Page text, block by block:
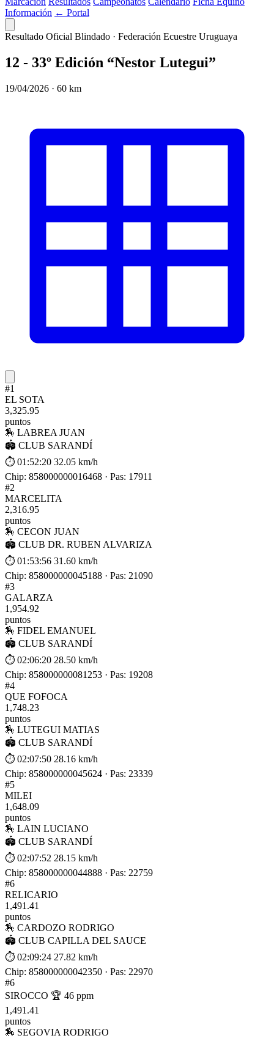
Información ← Portal
Resultado Oficial Blindado · Federación Ecuestre Uruguaya
12 - 33º Edición “Nestor Lutegui”
19/04/2026 · 60 km
#1
EL SOTA
3,325.95
puntos
🏇 LABREA JUAN
🏟 CLUB SARANDÍ
⏱ 01:52:20 32.05 km/h
Chip: 858000000016468 · Pas: 17911
#2
MARCELITA
2,316.95
puntos
🏇 CECON JUAN
🏟 CLUB DR. RUBEN ALVARIZA
⏱ 01:53:56 31.60 km/h
Chip: 858000000045188 · Pas: 21090
#3
GALARZA
1,954.92
puntos
🏇 FIDEL EMANUEL
🏟 CLUB SARANDÍ
⏱ 02:06:20 28.50 km/h
Chip: 858000000081253 · Pas: 19208
#4
QUE FOFOCA
1,748.23
puntos
🏇 LUTEGUI MATIAS
🏟 CLUB SARANDÍ
⏱ 02:07:50 28.16 km/h
Chip: 858000000045624 · Pas: 23339
#5
MILEI
1,648.09
puntos
🏇 LAIN LUCIANO
🏟 CLUB SARANDÍ
⏱ 02:07:52 28.15 km/h
Chip: 858000000044888 · Pas: 22759
#6
RELICARIO
1,491.41
puntos
🏇 CARDOZO RODRIGO
🏟 CLUB CAPILLA DEL SAUCE
⏱ 02:09:24 27.82 km/h
Chip: 858000000042350 · Pas: 22970
#6
SIROCCO 🏆 46 ppm
1,491.41
puntos
🏇 SEGOVIA RODRIGO